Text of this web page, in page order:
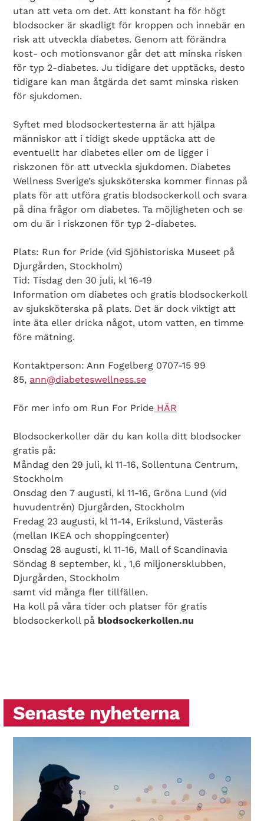
Search Diabetes Wellness Sverige
utan att veta om det. Att konstant ha för högt
blodsocker är skadligt för kroppen och innebär en
risk att utveckla diabetes. Genom att förändra
kost- och motionsvanor går det att minska risken
för typ 2-diabetes. Ju tidigare det upptäcks, desto
tidigare kan man åtgärda det samt minska risken
för sjukdomen.
Syftet med blodsockertesterna är att hjälpa
människor att i tidigt skede upptäcka att de
eventuellt har diabetes eller om de ligger i
riskzonen för att utveckla sjukdomen. Diabetes
Wellness Sverige’s sjuksköterska kommer finnas på
plats för att utföra gratis blodsockerkoll och svara
på dina frågor om diabetes. Ta möjligheten och se
om du är i riskzonen för typ 2-diabetes.
Plats: Run for Pride (vid Sjöhistoriska Museet på
Djurgården, Stockholm)
Tid: Tisdag den 30 juli, kl 16-19
Information om diabetes och gratis blodsockerkoll
av sjuksköterska på plats. Det är dock viktigt att
inte äta eller dricka något, utom vatten, en timme
före mätning.
Kontaktperson: Ann Fogelberg 0707-15 99
85, ann@diabeteswellness.se
För mer info om Run For Pride HÄR
Blodsockerkoller där du kan kolla ditt blodsocker
gratis på:
Måndag den 29 juli, kl 11-16, Sollentuna Centrum,
Stockholm
Onsdag den 7 augusti, kl 11-16, Gröna Lund (vid
huvudentrén) Djurgården, Stockholm
Fredag 23 augusti, kl 11-14, Erikslund, Västerås
(mellan IKEA och shoppingcenter)
Onsdag 28 augusti, kl 11-16, Mall of Scandinavia
Söndag 8 september, kl , 1,6 miljonersklubben,
Djurgården, Stockholm
samt vid många fler tillfällen.
Ha koll på våra tider och platser för gratis
blodsockerkoll på blodsockerkollen.nu
Senaste nyheterna